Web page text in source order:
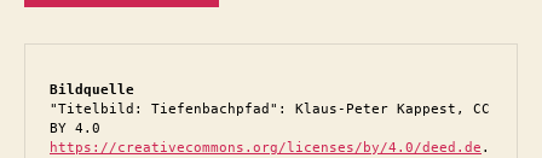
Bildquelle
"Titelbild: Tiefenbachpfad": Klaus-Peter Kappest, CC
https://creativecommons.org/licenses/by/4.0/deed.de .